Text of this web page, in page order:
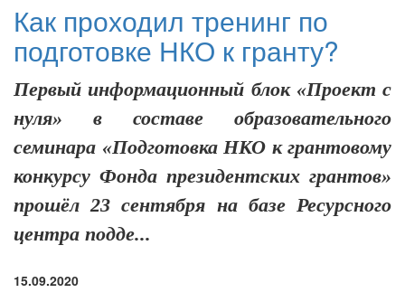
Как проходил тренинг по
подготовке НКО к гранту?
Первый информационный блок «Проект с
нуля» в составе образовательного
семинара «Подготовка НКО к грантовому
конкурсу Фонда президентских грантов»
прошёл 23 сентября на базе Ресурсного
центра подде...
15.09.2020